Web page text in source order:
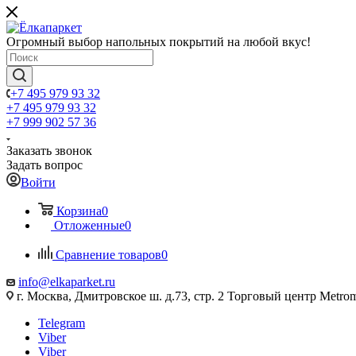
Огромный выбор напольных покрытий на любой вкус!
+7 495 979 93 32
+7 495 979 93 32
+7 999 902 57 36
Заказать звонок
Задать вопрос
Войти
Корзина0
Отложенные0
Сравнение товаров0
info@elkaparket.ru
г. Москва, Дмитровское ш. д.73, стр. 2 Торговый центр
Telegram
Viber
Viber